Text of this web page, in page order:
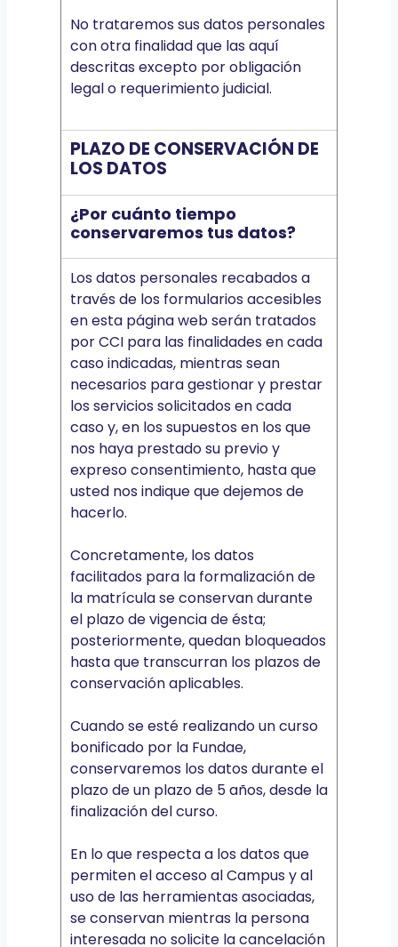
No trataremos sus datos personales
con otra finalidad que las aquí
descritas excepto por obligación
legal o requerimiento judicial.
PLAZO DE CONSERVACIÓN DE
LOS DATOS
¿Por cuánto tiempo
conservaremos tus datos?
Los datos personales recabados a
través de los formularios accesibles
en esta página web serán tratados
por CCI para las finalidades en cada
caso indicadas, mientras sean
necesarios para gestionar y prestar
los servicios solicitados en cada
caso y, en los supuestos en los que
nos haya prestado su previo y
expreso consentimiento, hasta que
usted nos indique que dejemos de
hacerlo.
Concretamente, los datos
facilitados para la formalización de
la matrícula se conservan durante
el plazo de vigencia de ésta;
posteriormente, quedan bloqueados
hasta que transcurran los plazos de
conservación aplicables.
Cuando se esté realizando un curso
bonificado por la Fundae,
conservaremos los datos durante el
plazo de un plazo de 5 años, desde la
finalización del curso.
En lo que respecta a los datos que
permiten el acceso al Campus y al
uso de las herramientas asociadas,
se conservan mientras la persona
interesada no solicite la cancelación